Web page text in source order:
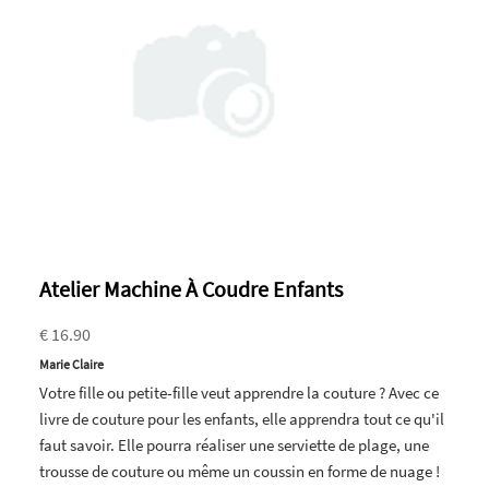
Atelier Machine À Coudre Enfants
€ 16.90
Marie Claire
Votre fille ou petite-fille veut apprendre la couture ? Avec ce
livre de couture pour les enfants, elle apprendra tout ce qu'il
faut savoir. Elle pourra réaliser une serviette de plage, une
trousse de couture ou même un coussin en forme de nuage !